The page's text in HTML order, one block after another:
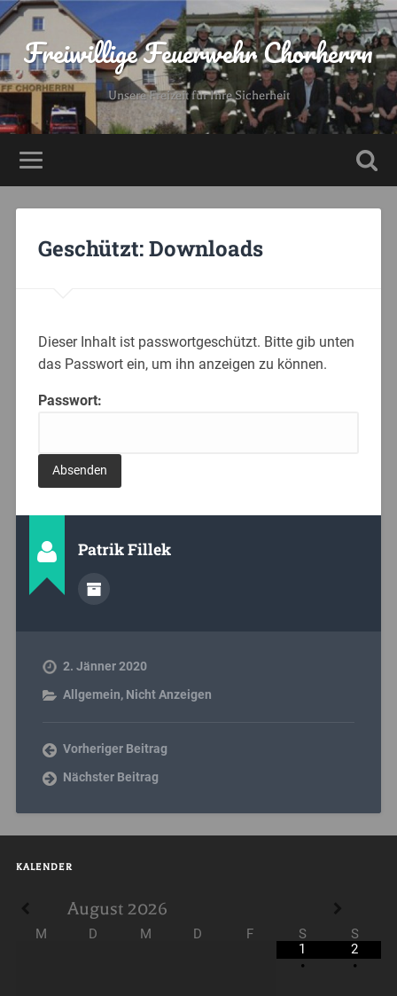
Freiwillige Feuerwehr Chorherrn
Unsere Freizeit für Ihre Sicherheit
Geschützt: Downloads
Dieser Inhalt ist passwortgeschützt. Bitte gib unten
das Passwort ein, um ihn anzeigen zu können.
Passwort:
Patrik Fillek
2. Jänner 2020
Allgemein, Nicht Anzeigen
Vorheriger Beitrag
Nächster Beitrag
KALENDER
August 2026
M D M D F S
S
1
•
2
•